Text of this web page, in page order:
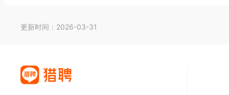
更新时间：2026-03-31